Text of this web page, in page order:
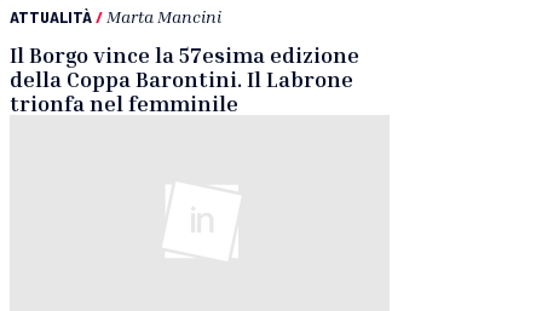
ATTUALITÀ/ Marta Mancini
Il Borgo vince la 57esima edizione
della Coppa Barontini. Il Labrone
trionfa nel femminile